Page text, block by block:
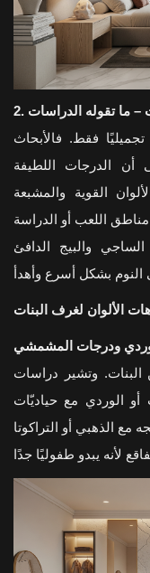
– ما تقوله الدراسات
فقط. فالأبحاث
أن الدرجات اللطيفة
القوية والمشبعة
الساجي والبيج الدافئ
ودرجات المشمشي
البنات. وتشير دراسات
أو الوردي مع حياديّات